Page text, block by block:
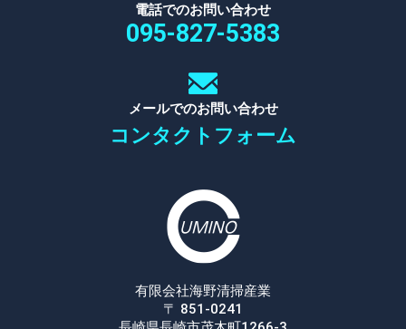
電話でのお問い合わせ
095-827-5383
メールでのお問い合わせ
コンタクトフォーム
有限会社海野清掃産業
〒 851-0241